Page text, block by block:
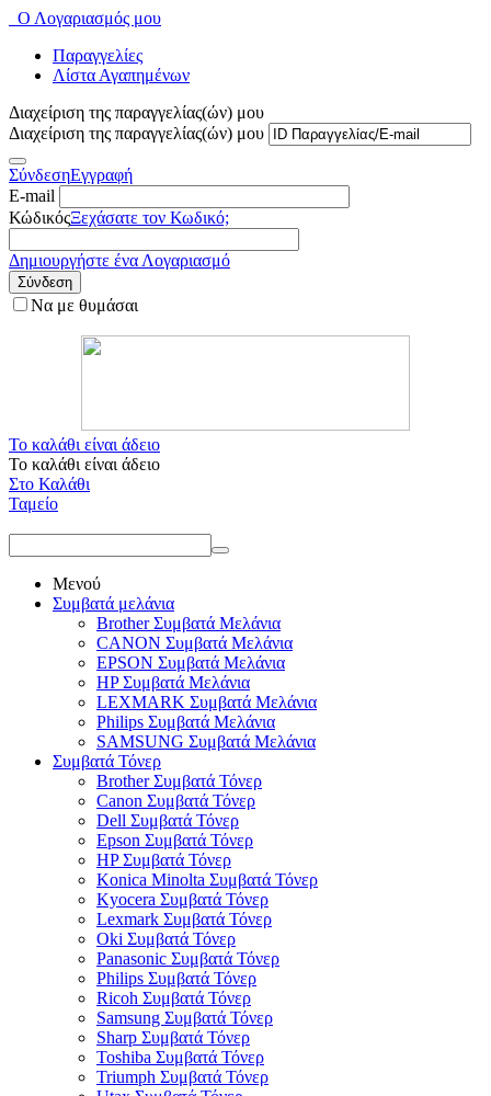
Ο Λογαριασμός μου
Παραγγελίες
Λίστα Αγαπημένων
Διαχείριση της παραγγελίας(ών) μου
Διαχείριση της παραγγελίας(ών) μου
ΣύνδεσηΕγγραφή
E-mail
ΚώδικόςΞεχάσατε τον Κωδικό;
Δημιουργήστε ένα Λογαριασμό
Σύνδεση
Να με θυμάσαι
Το καλάθι είναι άδειο
Το καλάθι είναι άδειο
Στο Καλάθι
Ταμείο
Μενού
Συμβατά μελάνια
Brother Συμβατά Μελάνια
CANON Συμβατά Μελάνια
EPSON Συμβατά Μελάνια
HP Συμβατά Μελάνια
LEXMARK Συμβατά Μελάνια
Philips Συμβατά Μελάνια
SAMSUNG Συμβατά Μελάνια
Συμβατά Τόνερ
Brother Συμβατά Τόνερ
Canon Συμβατά Τόνερ
Dell Συμβατά Τόνερ
Epson Συμβατά Τόνερ
HP Συμβατά Τόνερ
Konica Minolta Συμβατά Τόνερ
Kyocera Συμβατά Τόνερ
Lexmark Συμβατά Τόνερ
Oki Συμβατά Τόνερ
Panasonic Συμβατά Τόνερ
Philips Συμβατά Τόνερ
Ricoh Συμβατά Τόνερ
Samsung Συμβατά Τόνερ
Sharp Συμβατά Τόνερ
Toshiba Συμβατά Τόνερ
Triumph Συμβατά Τόνερ